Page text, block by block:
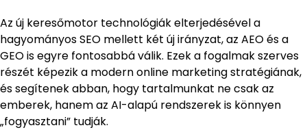
Az új keresőmotor technológiák elterjedésével a
hagyományos SEO mellett két új irányzat, az AEO és a
GEO is egyre fontosabbá válik. Ezek a fogalmak szerves
részét képezik a modern online marketing stratégiának,
és segítenek abban, hogy tartalmunkat ne csak az
emberek, hanem az AI-alapú rendszerek is könnyen
„fogyasztani” tudják.